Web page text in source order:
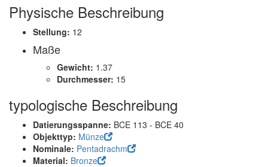
Physische Beschreibung
Stellung: 12
Maße
Gewicht: 1.37
Durchmesser: 15
typologische Beschreibung
Datierungsspanne: BCE 113 - BCE 40
Objekttyp: Münze
Nominale: Pentadrachm
Material: Bronze